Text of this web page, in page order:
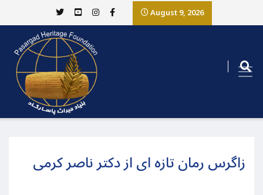
August 9, 2026
زاگرس رمان تازه ای از دکتر ناصر کرمی